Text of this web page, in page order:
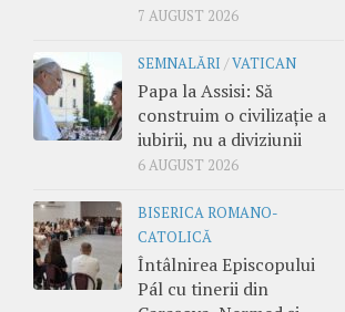
7 AUGUST 2026
SEMNALĂRI /VATICAN
Papa la Assisi: Să
construim o civilizație a
iubirii, nu a diviziunii
6 AUGUST 2026
BISERICA ROMANO-
CATOLICĂ
Întâlnirea Episcopului
Pál cu tinerii din